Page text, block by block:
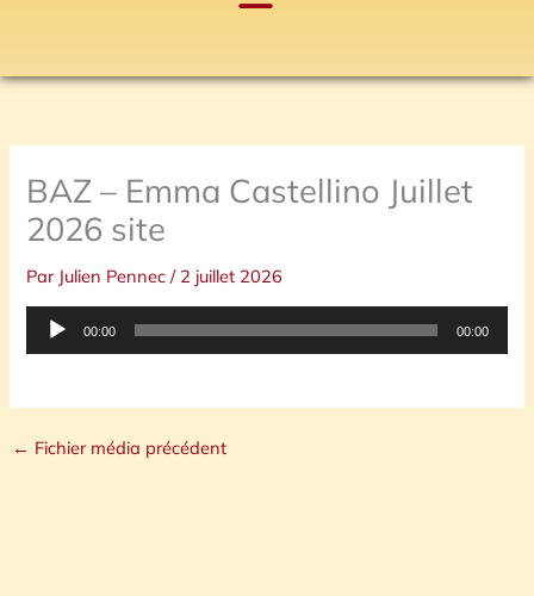
BAZ – Emma Castellino Juillet
2026 site
Par Julien Pennec/ 2 juillet 2026
Lecteur
00:00 00:00
← Fichier média précédent